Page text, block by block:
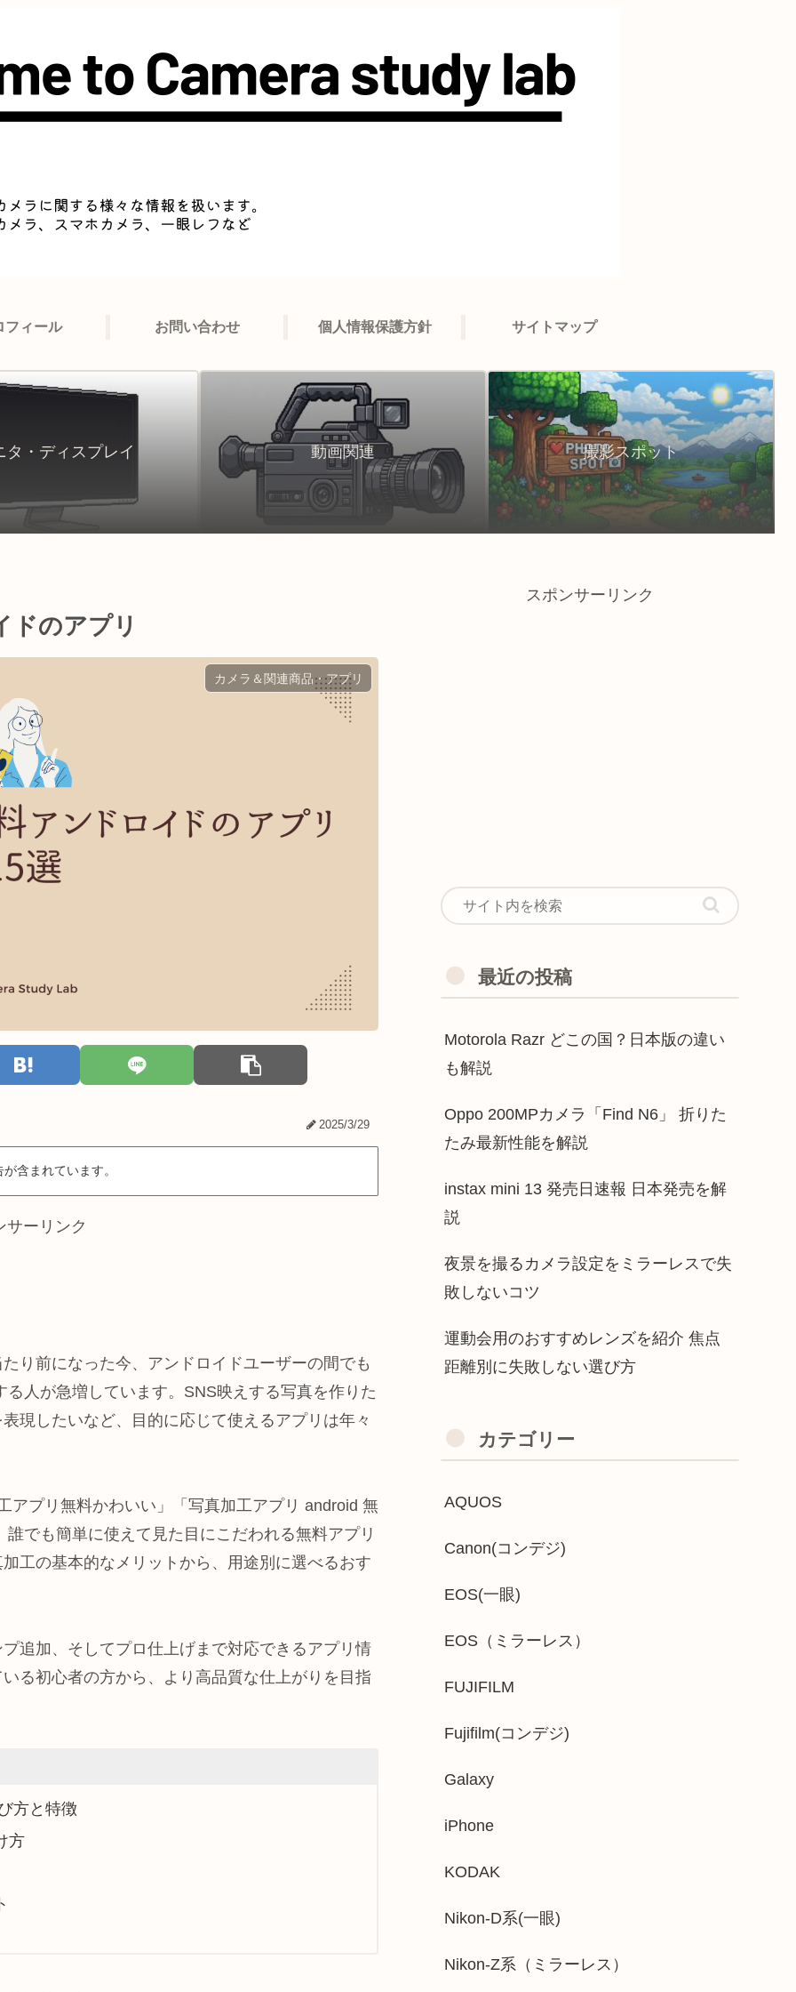
フィール お問い合わせ 個人情報保護方針 サイトマップ
タ・ディスプレイ 動画関連 撮影スポット
ドのアプリ
カメラ＆関連商品・アプリ
2025/3/29
含まれています。
サーリンク
り前になった今、アンドロイドユーザーの間でも
人が急増しています。SNS映えする写真を作りた
現したいなど、目的に応じて使えるアプリは年々
アプリ無料かわいい」「写真加工アプリ android 無
でも簡単に使えて見た目にこだわれる無料アプリ
工の基本的なメリットから、用途別に選べるおす
追加、そしてプロ仕上げまで対応できるアプリ情
る初心者の方から、より高品質な仕上がりを目指
方と特徴
方
スポンサーリンク
最近の投稿
Motorola Razr どこの国？日本版の違い
も解説
Oppo 200MPカメラ「Find N6」 折りた
たみ最新性能を解説
instax mini 13 発売日速報 日本発売を解
説
夜景を撮るカメラ設定をミラーレスで失
敗しないコツ
運動会用のおすすめレンズを紹介 焦点
距離別に失敗しない選び方
カテゴリー
AQUOS
Canon(コンデジ)
EOS(一眼)
EOS（ミラーレス）
FUJIFILM
Fujifilm(コンデジ)
Galaxy
iPhone
KODAK
Nikon-D系(一眼)
Nikon-Z系（ミラーレス）